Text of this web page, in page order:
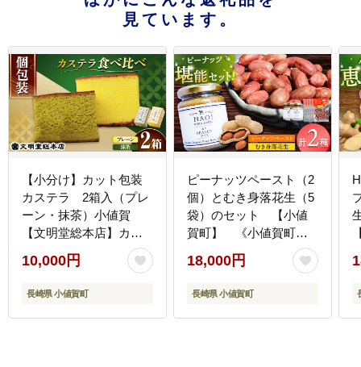
見ています。
【小分け】カット包装
カステラ 2箱入（プレ
ーン・抹茶）小値賀
【文明堂総本店】カス
テラ カステラ [DBF009]
10,000円
長崎県 小値賀町
ピーナッツペースト（2
個）とむき身落花生（5
袋）のセット 【小値
賀町】 《小値賀町担
い手公社》 / ピーナッツ
落花生 贈り物
[DAA058]
18,000円
長崎県 小値賀町